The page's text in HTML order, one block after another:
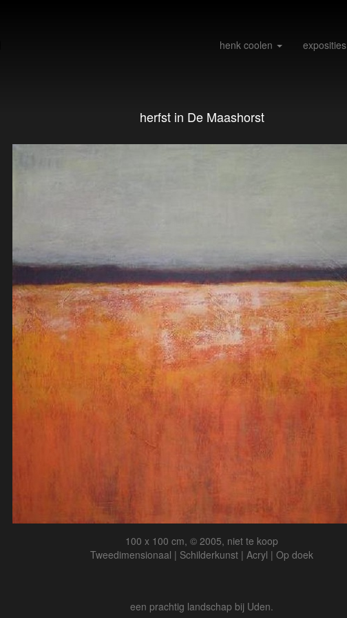
henk coolen exposities
herfst in De Maashorst
100 x 100 cm, © 2005, niet te koop
Tweedimensionaal | Schilderkunst | Acryl | Op doek
een prachtig landschap bij Uden.